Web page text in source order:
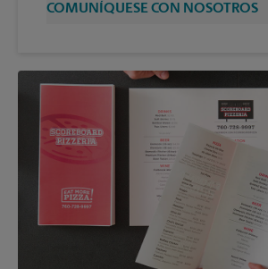
COMUNÍQUESE CON NOSOTROS